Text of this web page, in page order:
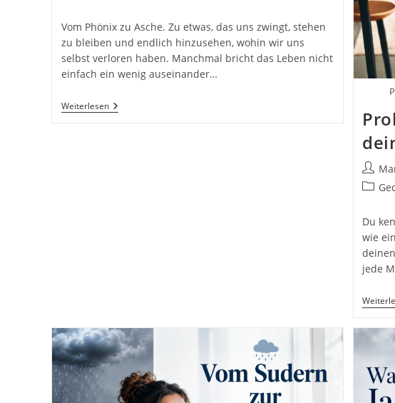
Vom Phönix zu Asche. Zu etwas, das uns zwingt, stehen
zu bleiben und endlich hinzusehen, wohin wir uns
selbst verloren haben. Manchmal bricht das Leben nicht
einfach ein wenig auseinander…
WeiterlesenPhönix
Aus
Autor:
Du
wie
jede